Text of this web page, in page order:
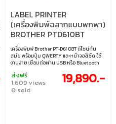
LABEL PRINTER
(เครื่องพิมพ์ฉลากแบบพกพา)
BROTHER PTD610BT
เครื่องพิมพ์ Brother PT‑D610BT ดีไซน์ทัน
สมัย พร้อมปุ่ม QWERTY และหน้าจอสีชัด ใช้
งานง่าย เชื่อมต่อผ่าน USB หรือ Bluetooth
สินค้า มีลูกค้าชื่นชมความทนทาน คุณภาพ
สูง และความยืดหยุ่น • พิมพ์บนเทปลามิเนต
ได้หน้ากว้างสูงสุด 24 มม. • คีย์บอร์ด
ส่งฟรี
1,609 views
0 sold
19,890.-